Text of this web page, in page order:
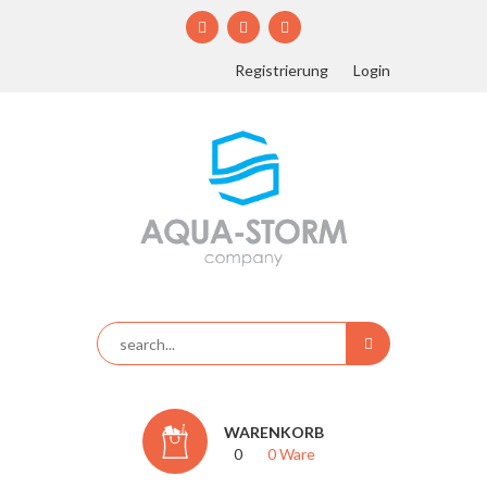
Registrierung Login
WARENKORB
0 Ware
0